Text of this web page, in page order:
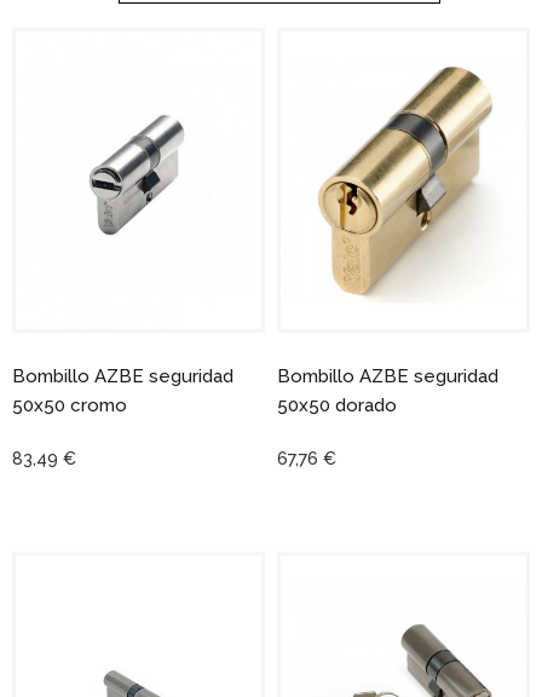
Bombillo AZBE seguridad
50x50 cromo
83,49 €
Bombillo AZBE seguridad
50x50 dorado
67,76 €